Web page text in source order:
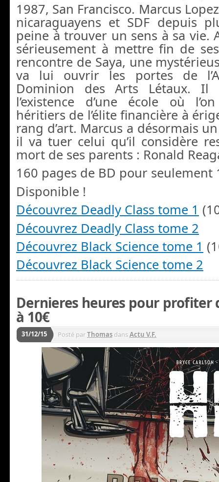
1987, San Francisco. Marcus
nicaraguayens et SDF depuis
peine à trouver un sens à sa vie.
sérieusement à mettre fin de
rencontre de Saya, une
va lui ouvrir les portes de
Dominion des Arts Létaux. Il
l’existence d’une école où
héritiers de l’élite financière à
rang d’art. Marcus a désormais
il va tuer celui qu’il considère
mort de ses parents : Ronald
160 pages de BD pour seulement
Disponible !
Découvrez Deadly Class tome 1
Découvrez Deadly Class tome 2
Découvrez Black Science tome 1
Découvrez Black Science tome 2
Dernieres heures pour profiter
à 10€
31/12/15 Posté parThomas dansActu V.F.